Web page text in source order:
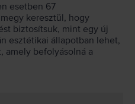
esetben 67
keresztül, hogy
biztosítsuk, mint egy új
esztétikai állapotban lehet,
amely befolyásolná a